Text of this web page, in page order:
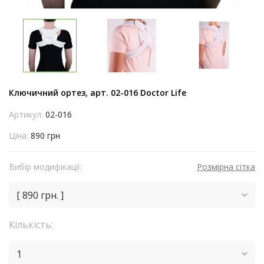
Ключичний ортез, арт. 02-016 Doctor Life
Артикул: 02-016
Ціна: 890 грн
Вибір модифікації: Розмірна сітка
[ 890 грн. ]
Кількість:
1